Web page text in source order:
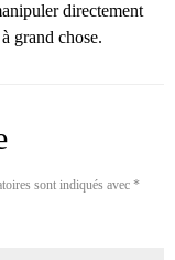
directement
grand chose.
sont indiqués avec *